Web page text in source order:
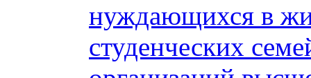
нуждающихся в
студенческих